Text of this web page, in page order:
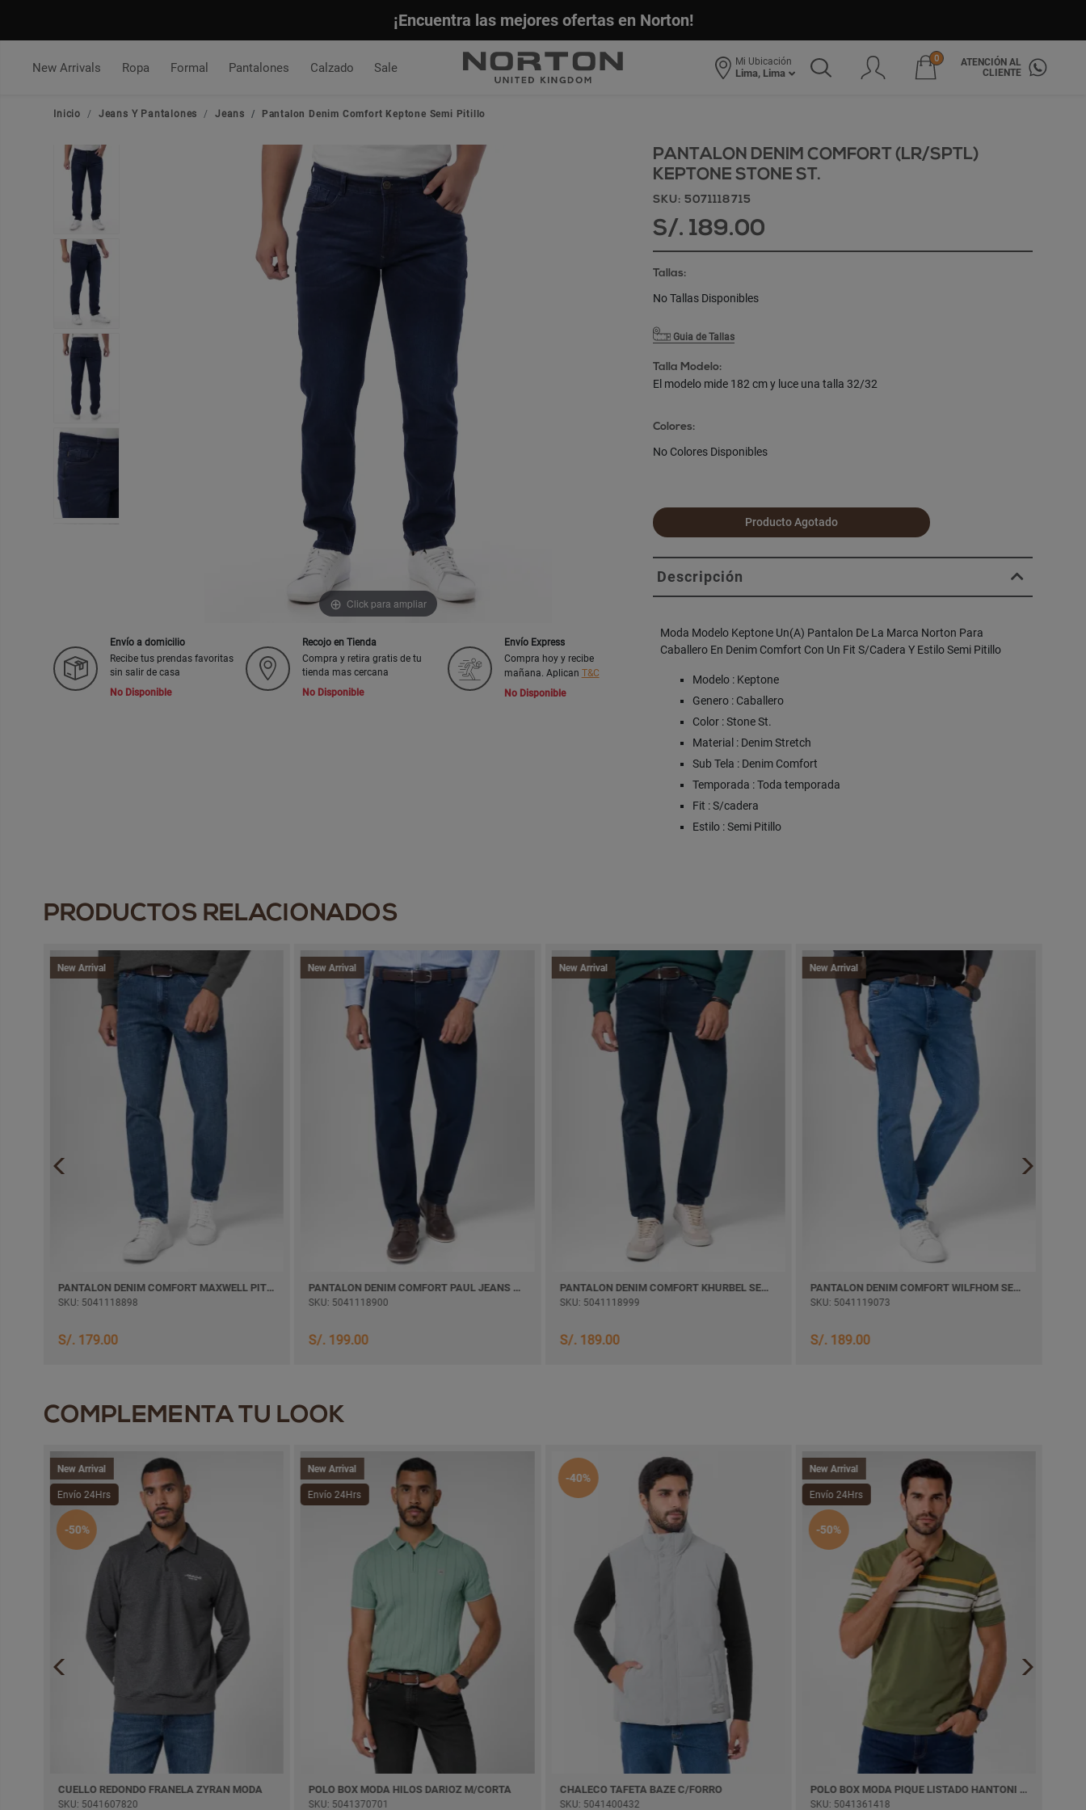
¡Encuentra las mejores ofertas en Norton!
New Arrivals Ropa Formal Pantalones Calzado Sale Mi Ubicación
Lima, Lima
0
ATENCIÓN AL
CLIENTE
Inicio Jeans Y Pantalones Jeans Pantalon Denim Comfort Keptone Semi Pitillo
Click para ampliar
Envío a domicilio
Recibe tus prendas favoritas
sin salir de casa
No Disponible
Recojo en Tienda
Compra y retira gratis de tu
tienda mas cercana
No Disponible
Envío Express
Compra hoy y recibe
mañana. Aplican T&C
No Disponible
PANTALON DENIM COMFORT (LR/SPTL)
KEPTONE STONE ST.
SKU: 5071118715
S/. 189.00
Tallas:
No Tallas Disponibles
Guia de Tallas
Talla Modelo:
El modelo mide 182 cm y luce una talla 32/32
Colores:
No Colores Disponibles
Producto Agotado
Descripción
Moda Modelo Keptone Un(A) Pantalon De La Marca Norton Para
Caballero En Denim Comfort Con Un Fit S/Cadera Y Estilo Semi Pitillo
Modelo : Keptone
Genero : Caballero
Color : Stone St.
Material : Denim Stretch
Sub Tela : Denim Comfort
Temporada : Toda temporada
Fit : S/cadera
Estilo : Semi Pitillo
PRODUCTOS RELACIONADOS
New Arrival
PANTALON DENIM COMFORT MAXWELL PITILLO
SKU: 5041118898
S/. 179.00
New Arrival
PANTALON DENIM COMFORT PAUL JEANS SEMI PITILLO
SKU: 5041118900
S/. 199.00
New Arrival
PANTALON DENIM COMFORT KHURBEL SEMI PITILLO
SKU: 5041118999
S/. 189.00
New Arrival
PANTALON DENIM COMFORT WILFHOM SEMI PITILLO
SKU: 5041119073
S/. 189.00
COMPLEMENTA TU LOOK
New Arrival
Envío 24Hrs
-50%
CUELLO REDONDO FRANELA ZYRAN MODA
SKU: 5041607820
New Arrival
Envío 24Hrs
POLO BOX MODA HILOS DARIOZ M/CORTA
SKU: 5041370701
-40%
CHALECO TAFETA BAZE C/FORRO
SKU: 5041400432
New Arrival
Envío 24Hrs
-50%
POLO BOX MODA PIQUE LISTADO HANTONI M/CORTA
SKU: 5041361418